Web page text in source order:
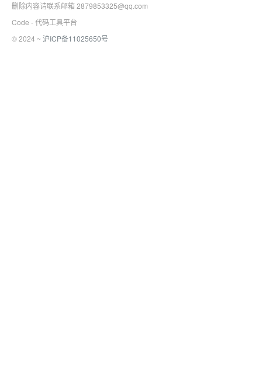
删除内容请联系邮箱 2879853325@qq.com
Code - 代码工具平台
© 2024 ~ 沪ICP备11025650号